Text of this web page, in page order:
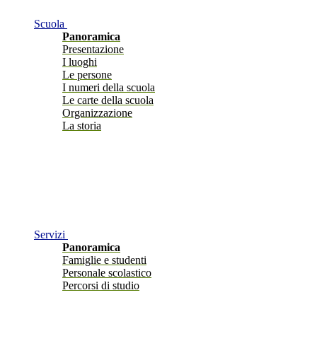
Scuola
Panoramica
Presentazione
I luoghi
Le persone
I numeri della scuola
Le carte della scuola
Organizzazione
La storia
Servizi
Panoramica
Famiglie e studenti
Personale scolastico
Percorsi di studio